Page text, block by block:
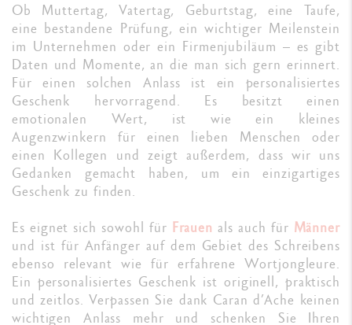
Ob Muttertag, Vatertag, Geburtstag, eine Taufe,
eine bestandene Prüfung, ein wichtiger Meilenstein
im Unternehmen oder ein Firmenjubiläum – es gibt
Daten und Momente, an die man sich gern erinnert.
Für einen solchen Anlass ist ein personalisiertes
Geschenk hervorragend. Es besitzt einen
emotionalen Wert, ist wie ein kleines
Augenzwinkern für einen lieben Menschen oder
einen Kollegen und zeigt außerdem, dass wir uns
Gedanken gemacht haben, um ein einzigartiges
Geschenk zu finden.
Es eignet sich sowohl für Frauen als auch für Männer
und ist für Anfänger auf dem Gebiet des Schreibens
ebenso relevant wie für erfahrene Wortjongleure.
Ein personalisiertes Geschenk ist originell, praktisch
und zeitlos. Verpassen Sie dank Caran d’Ache keinen
wichtigen Anlass mehr und schenken Sie Ihren